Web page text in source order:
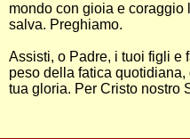
mondo con gioia e coraggio
salva. Preghiamo.
Assisti, o Padre, i tuoi figli e
peso della fatica
tua gloria. Per Cristo nostro